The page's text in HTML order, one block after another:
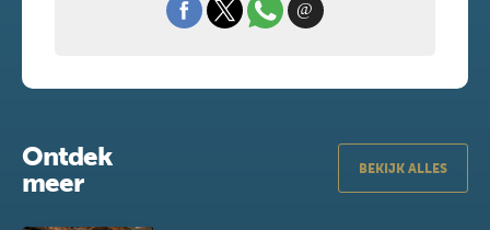
Ontdek
meer
BEKIJK ALLES